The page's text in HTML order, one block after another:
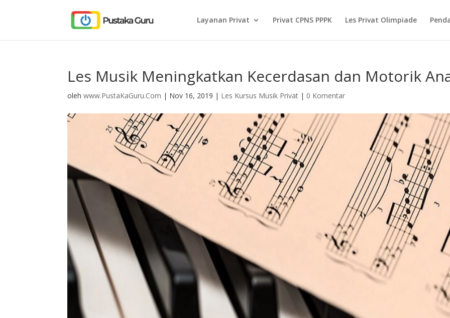
Layanan Privat Privat CPNS PPPK Les Privat Olimpiade
Les Musik Meningkatkan Kecerdasan dan Motorik
olehwww.PustaKaGuru.Com | Nov 16, 2019 | Les Kursus Musik Privat | 0 Komentar